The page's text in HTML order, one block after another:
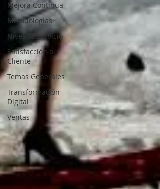
Mejora Continua
Metodologías
Nivel de Servicio
Satisfacción al
Cliente
Temas Generales
Transformación
Digital
Ventas